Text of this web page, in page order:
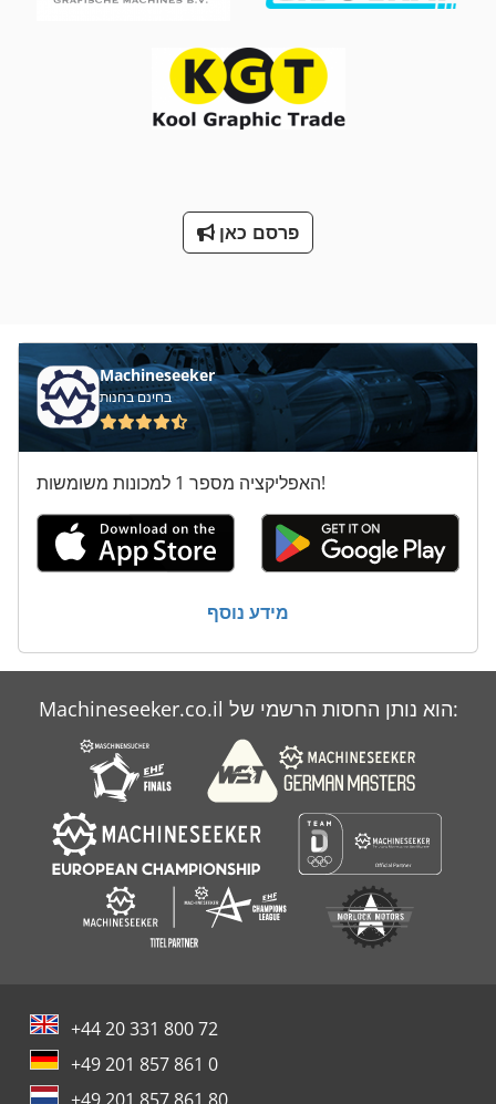
פרסם כאן
Machineseeker
בחינם בחנות
האפליקציה מספר 1 למכונות משומשות!
מידע נוסף
Machineseeker.co.il הוא נותן החסות הרשמי של:
+44 20 331 800 72
+49 201 857 861 0